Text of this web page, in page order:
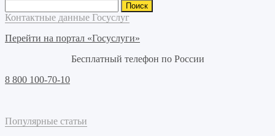
Контактные данные Госуслуг
Перейти на портал «Госуслуги»
Бесплатный телефон по России
8 800 100-70-10
Популярные статьи